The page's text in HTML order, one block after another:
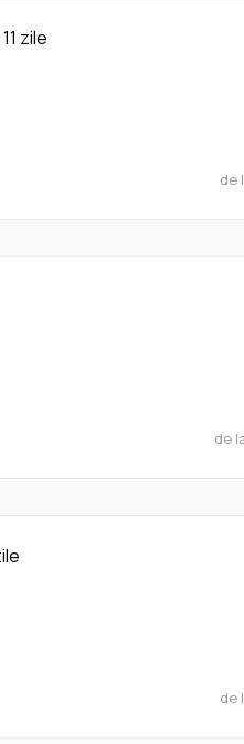
11 zile
de
de
de